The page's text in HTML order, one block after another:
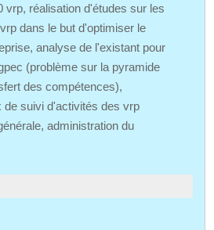
vrp, réalisation d'études sur les
dans le but d'optimiser le
analyse de l'existant pour
(problème sur la pyramide
des compétences),
de suivi d'activités des vrp
administration du